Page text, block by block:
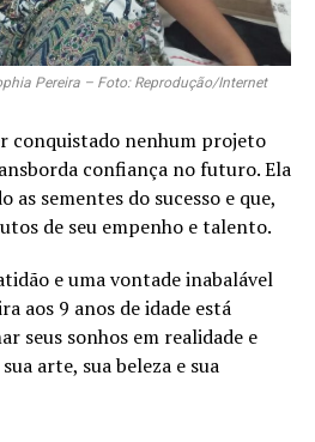
Pereira – Foto: Reprodução/Internet
conquistado nenhum projeto
confiança no futuro. Ela
as sementes do sucesso e que,
de seu empenho e talento.
e uma vontade inabalável
aos 9 anos de idade está
seus sonhos em realidade e
arte, sua beleza e sua